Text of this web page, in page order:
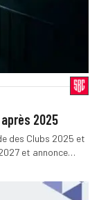
2025
des Clubs 2025 et
et annonce…